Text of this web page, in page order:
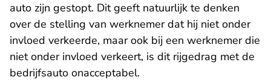
auto zijn gestopt. Dit geeft natuurlijk te denken
over de stelling van werknemer dat hij niet onder
invloed verkeerde, maar ook bij een werknemer die
niet onder invloed verkeert, is dit rijgedrag met de
bedrijfsauto onacceptabel.